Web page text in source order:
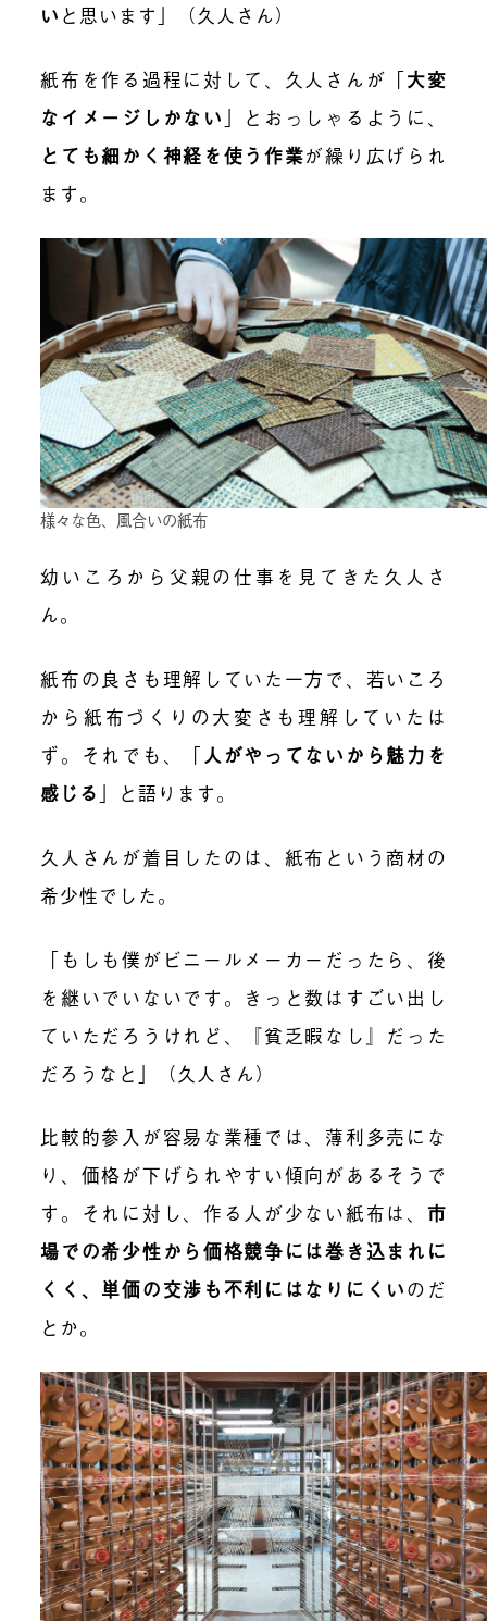
い と思います」（久人さん）
紙布を作る過程に対して、久人さんが 「大変
なイメージしかない 」 とおっしゃるように、
とても細かく神経を使う作業が繰り広げられ
ます。
様々な色、風合いの紙布
幼いころから父親の仕事を見てきた久人さ
ん。
紙布の良さも理解していた一方で、若いころ
から紙布づくりの大変さも理解していたは
ず。それでも、
「 人がやってないから魅力を
感じる 」 と語ります。
久人さんが着目したのは、紙布という商材の
希少性でした。
「もしも僕がビニールメーカーだったら、後
を継いでいないです。きっと数はすごい出し
ていただろうけれど、『貧乏暇なし』だった
だろうなと」（久人さん）
比較的参入が容易な業種では、薄利多売にな
り、価格が下げられやすい傾向があるそうで
す。それに対し、作る人が少ない紙布は、 市
場での希少性から価格競争には巻き込まれに
くく、単価の交渉も不利にはなりにくいのだ
とか。